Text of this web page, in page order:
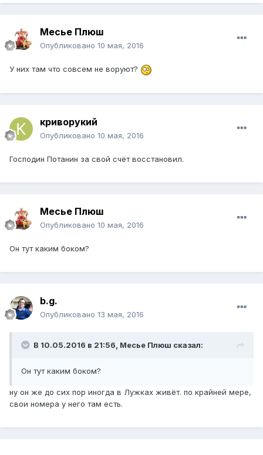
Месье Плюш
Опубликовано 10 мая, 2016
У них там что совсем не воруют?
криворукий
Опубликовано 10 мая, 2016
Господин Потанин за свой счёт восстановил.
Месье Плюш
Опубликовано 10 мая, 2016
Он тут каким боком?
b.g.
Опубликовано 13 мая, 2016
В 10.05.2016 в 21:56, Месье Плюш сказал:
Он тут каким боком?
ну он же до сих пор иногда в Лужках живёт. по крайней мере,
свои номера у него там есть.